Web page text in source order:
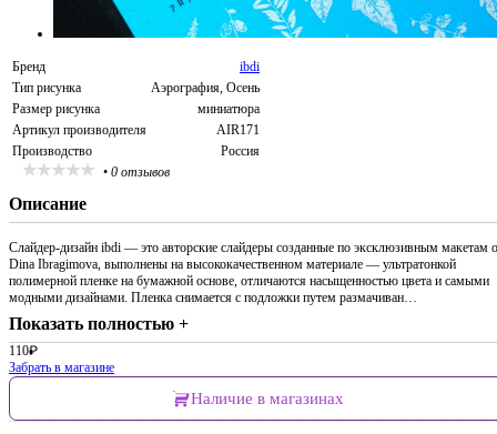
Бренд
ibdi
Тип рисунка
Аэрография, Осень
Размер рисунка
миниатюра
Артикул производителя
AIR171
Производство
Россия
• 0 отзывов
Описание
Слайдер-дизайн ibdi — это авторские слайдеры созданные по эксклюзивным макетам
Dina Ibragimova, выполнены на высококачественном материале — ультратонкой
полимерной пленке на бумажной основе, отличаются насыщенностью цвета и самыми
модными дизайнами. Пленка снимается с подложки путем размачиван…
Показать полностью +
110₽
Забрать в магазине
Наличие в магазинах